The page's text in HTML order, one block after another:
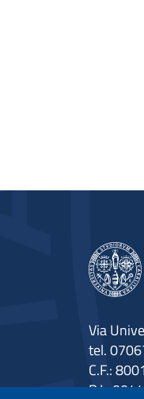
Via
tel.
C.F.:
P.I.: